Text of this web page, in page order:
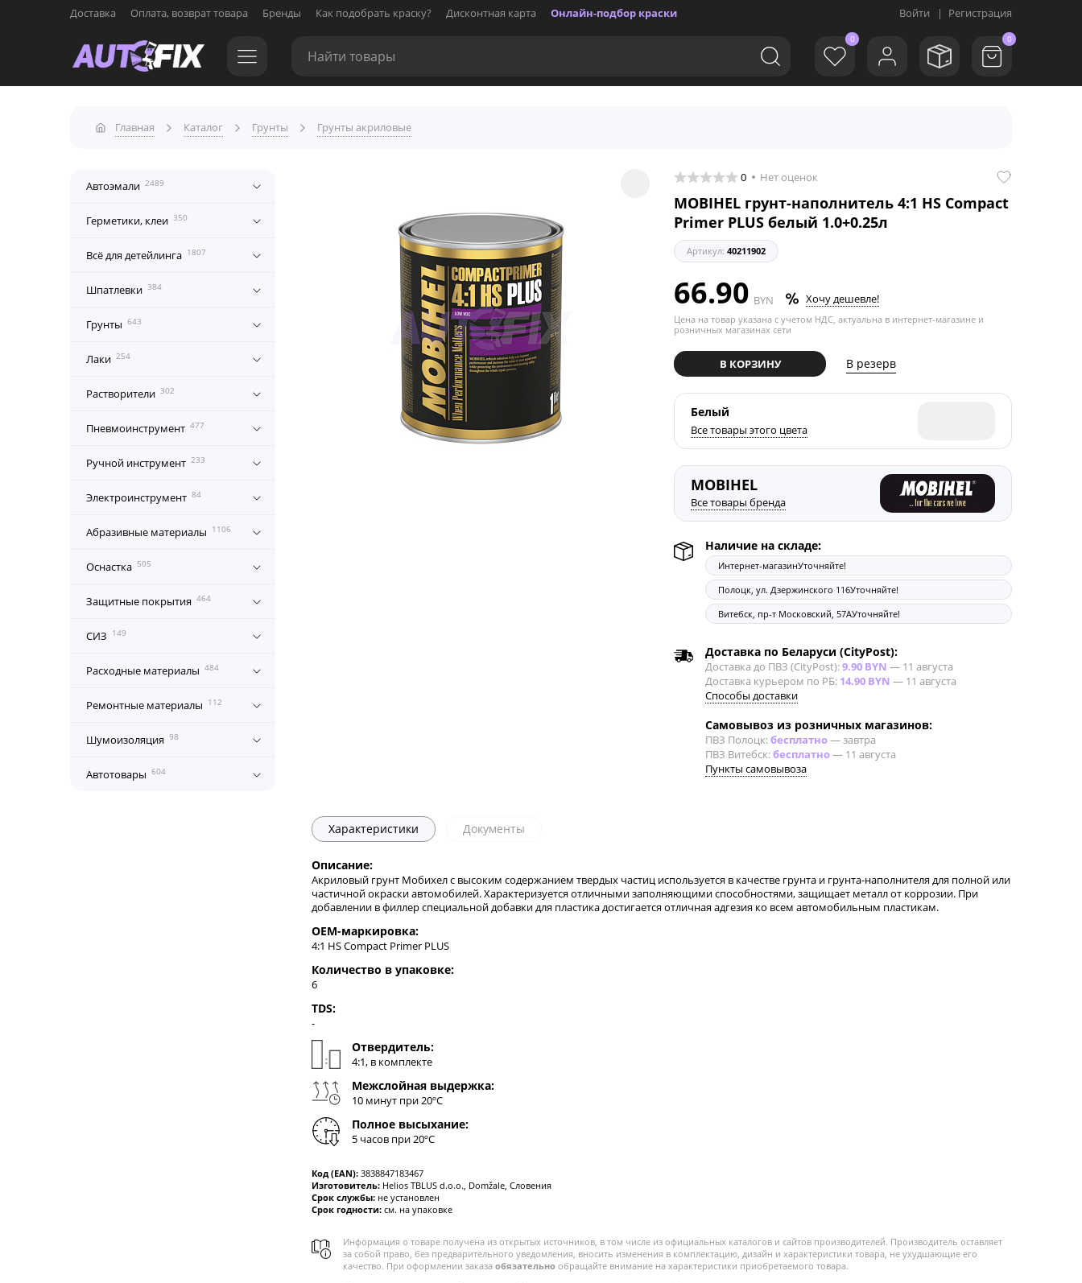
Доставка Оплата, возврат товара Бренды Как подобрать краску? Дисконтная карта Онлайн-подбор краски Войти | Регистрация
0 0
Главная Каталог Грунты Грунты акриловые
Автоэмали 2489
Герметики, клеи 350
Всё для детейлинга 1807
Шпатлевки 384
Грунты 643
Лаки 254
Растворители 302
Пневмоинструмент 477
Ручной инструмент 233
Электроинструмент 84
Абразивные материалы 1106
Оснастка 505
Защитные покрытия 464
СИЗ 149
Расходные материалы 484
Ремонтные материалы 112
Шумоизоляция 98
Автотовары 604
0 Нет оценок
MOBIHEL грунт-наполнитель 4:1 HS Compact
Primer PLUS белый 1.0+0.25л
Артикул: 40211902
66.90 BYN Хочу дешевле!
Цена на товар указана с учетом НДС, актуальна в интернет-магазине и
розничных магазинах сети
В КОРЗИНУ В резерв
Белый
Все товары этого цвета
MOBIHEL
Все товары бренда
Наличие на складе:
Интернет-магазинУточняйте!
Полоцк, ул. Дзержинского 116Уточняйте!
Витебск, пр-т Московский, 57АУточняйте!
Доставка по Беларуси (CityPost):
Доставка до ПВЗ (CityPost):9.90 BYN — 11 августа
Доставка курьером по РБ: 14.90 BYN — 11 августа
Способы доставки
Самовывоз из розничных магазинов:
ПВЗ Полоцк:бесплатно—завтра
ПВЗ Витебск:бесплатно— 11 августа
Пункты самовывоза
Характеристики Документы
Описание:
Акриловый грунт Мобихел с высоким содержанием твердых частиц используется в качестве грунта и грунта-наполнителя для полной или
частичной окраски автомобилей. Характеризуется отличными заполняющими способностями, защищает металл от коррозии. При
добавлении в филлер специальной добавки для пластика достигается отличная адгезия ко всем автомобильным пластикам.
OEM-маркировка:
4:1 HS Compact Primer PLUS
Количество в упаковке:
6
TDS:
-
Отвердитель:
4:1, в комплекте
Межслойная выдержка:
10 минут при 20ºC
Полное высыхание:
5 часов при 20ºC
Код (EAN): 3838847183467
Изготовитель: Helios TBLUS d.o.o., Domžale, Словения
Срок службы: не установлен
Срок годности: см. на упаковке
Информация о товаре получена из открытых источников, в том числе из официальных каталогов и сайтов производителей. Производитель оставляет
за собой право, без предварительного уведомления, вносить изменения в комплектацию, дизайн и характеристики товара, не ухудшающие его
качество. При оформлении заказа обязательно обращайте внимание на характеристики приобретаемого товара.